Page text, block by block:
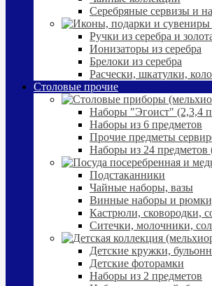
Серебряные сервизы и
Ручки из серебра и
Ионизаторы из серебра
Брелоки из серебра
Расчески, шкатулки,
Столовые прочие
Наборы "Эгоист" (2,3,4
Наборы из 6 предметов
Прочие предметы
Наборы из 24 предметов
Подстаканники
Чайные наборы, вазы
Винные наборы и
Кастрюли, сковородки,
Ситечки, молочники,
Детские кружки,
Детские фоторамки
Наборы из 2 предметов